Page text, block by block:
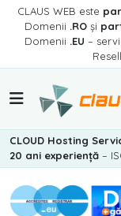
CLAUS WEB este
Domenii .ROși
Domenii .EU –
CLOUD Hosting
20 ani experiență –